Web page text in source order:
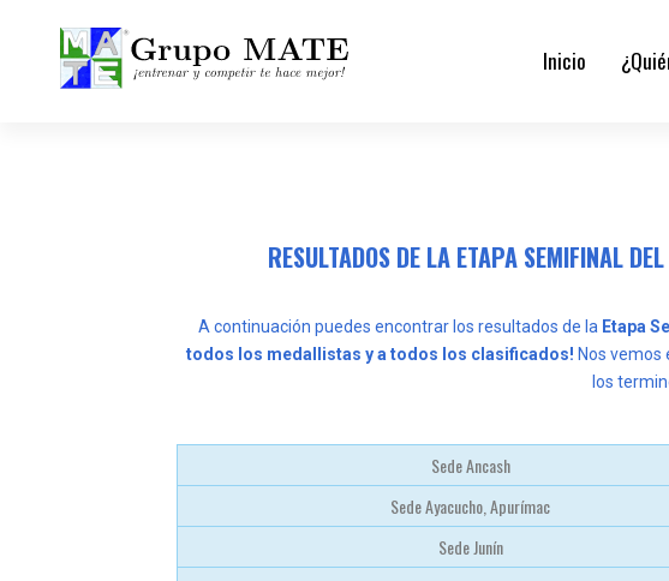
Inicio
RESULTADOS DE LA ETAPA SEMIFINAL
A continuación puedes encontrar los resultados de la Etapa
todos los medallistas y a todos los clasificados! Nos vemos
los
Sede Ancash
Sede Ayacucho, Apurímac
Sede Junín